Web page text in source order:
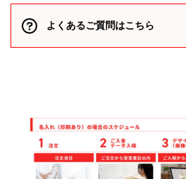
よくあるご質問はこちら